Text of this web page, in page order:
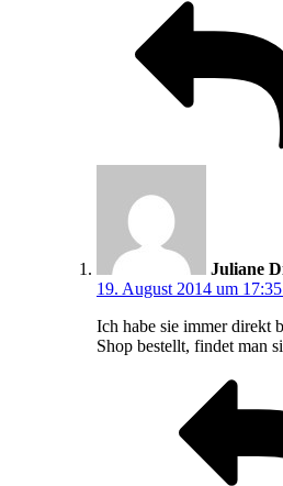
Juliane
19. August 2014 um
Ich habe sie immer direkt
Shop bestellt, findet man